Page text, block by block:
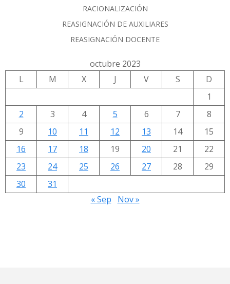
RACIONALIZACIÓN
REASIGNACIÓN DE AUXILIARES
REASIGNACIÓN DOCENTE
octubre 2023
L
M X J V S
D
1
2
3 4 5 6 7
8
9
10 11 12 13 14
15
16
17 18 19 20 21
22
23
24 25 26 27 28
29
30
31
« Sep
Nov »